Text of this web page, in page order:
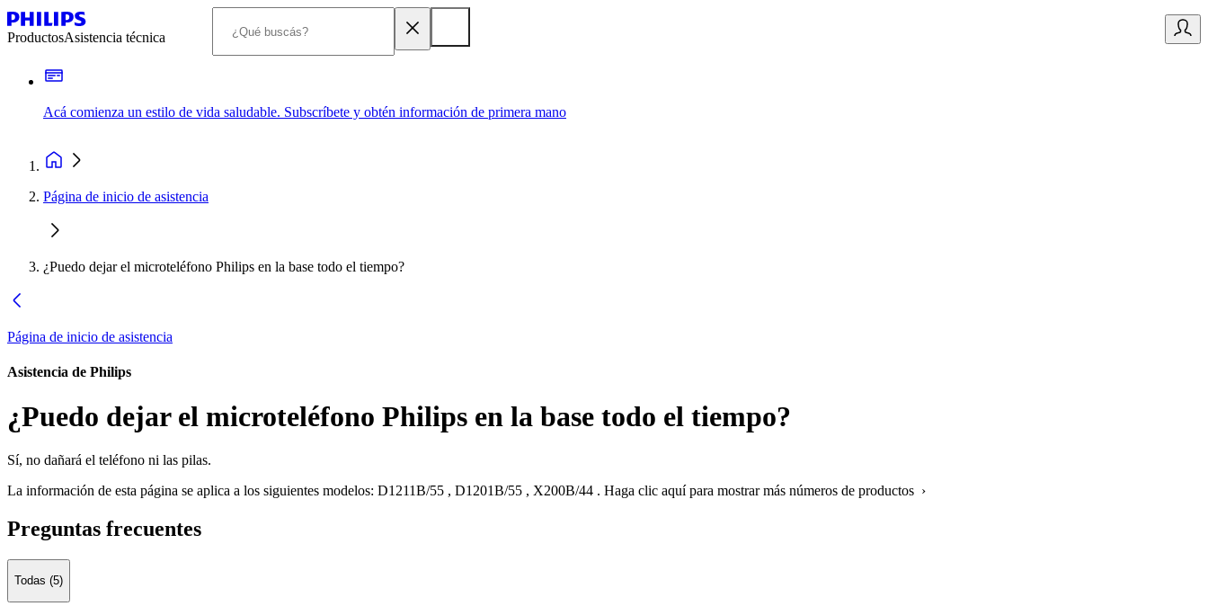
ProductosAsistencia técnica
Acá comienza un estilo de vida saludable. Subscríbete y obtén información de primera mano
Página de inicio de asistencia
¿Puedo dejar el microteléfono Philips en la base todo el tiempo?
Página de inicio de asistencia
Asistencia de Philips
¿Puedo dejar el microteléfono Philips en la base todo el tiempo?
Sí, no dañará el teléfono ni las pilas.
La información de esta página se aplica a los siguientes modelos: D1211B/55 , D1201B/55 , X200B/44 . Haga clic aquí para mostrar más números de productos ›
Preguntas frecuentes
Todas (5)